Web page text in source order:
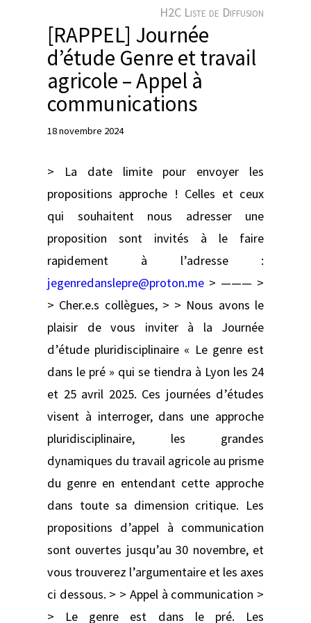
r
H2C Liste de Diffusion
[RAPPEL] Journée
d’étude Genre et travail
agricole – Appel à
communications
18 novembre 2024
> La date limite pour envoyer les
propositions approche ! Celles et ceux
qui souhaitent nous adresser une
proposition sont invités à le faire
rapidement à l’adresse :
jegenredanslepre@proton.me > ——— >
> Cher.e.s collègues, > > Nous avons le
plaisir de vous inviter à la Journée
d’étude pluridisciplinaire « Le genre est
dans le pré » qui se tiendra à Lyon les 24
et 25 avril 2025. Ces journées d’études
visent à interroger, dans une approche
pluridisciplinaire, les grandes
dynamiques du travail agricole au prisme
du genre en entendant cette approche
dans toute sa dimension critique. Les
propositions d’appel à communication
sont ouvertes jusqu’au 30 novembre, et
vous trouverez l’argumentaire et les axes
ci dessous. > > Appel à communication >
> Le genre est dans le pré. Les